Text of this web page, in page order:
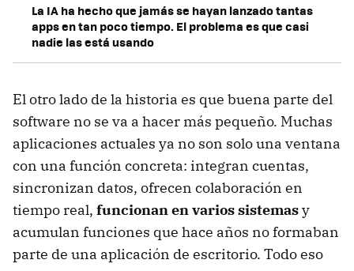
La IA ha hecho que jamás se hayan lanzado tantas
apps en tan poco tiempo. El problema es que casi
nadie las está usando
El otro lado de la historia es que buena parte del
software no se va a hacer más pequeño. Muchas
aplicaciones actuales ya no son solo una ventana
con una función concreta: integran cuentas,
sincronizan datos, ofrecen colaboración en
tiempo real, funcionan en varios sistemasy
acumulan funciones que hace años no formaban
parte de una aplicación de escritorio. Todo eso